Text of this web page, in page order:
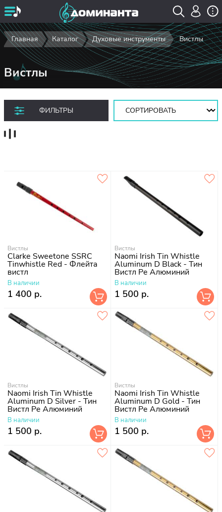
Главная Каталог Духовые инструменты Вистлы
Вистлы
ФИЛЬТРЫ
Сортировать:
Вистлы
Clarke Sweetone SSRC
Tinwhistle Red - Флейта
вистл
В наличии
1 400 р.
Вистлы
Naomi Irish Tin Whistle
Aluminum D Black - Тин
Вистл Ре Алюминий
В наличии
1 500 р.
Вистлы
Naomi Irish Tin Whistle
Aluminum D Silver - Тин
Вистл Ре Алюминий
В наличии
1 500 р.
Вистлы
Naomi Irish Tin Whistle
Aluminum D Gold - Тин
Вистл Ре Алюминий
В наличии
1 500 р.